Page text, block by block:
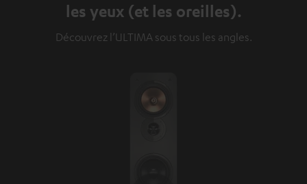
les yeux (et les oreilles).
Découvrez l’ULTIMA sous tous les angles.